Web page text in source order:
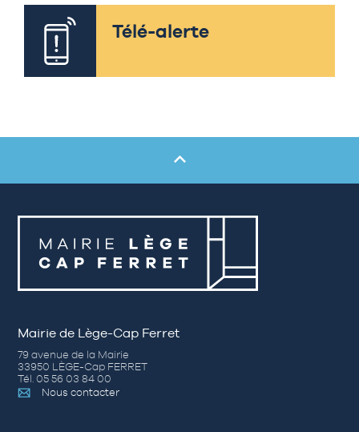
Télé-alerte
Mairie de Lège-Cap Ferret
79 avenue de la Mairie
33950 LÈGE-Cap FERRET
Tél. 05 56 03 84 00
Nous contacter